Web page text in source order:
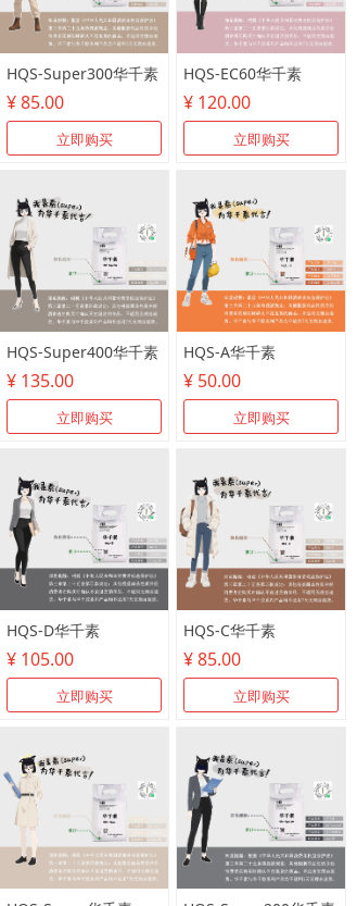
HQS-Super300华千素
¥ 85.00
立即购买
HQS-EC60华千素
¥ 120.00
立即购买
HQS-Super400华千素
¥ 135.00
立即购买
HQS-A华千素
¥ 50.00
立即购买
HQS-D华千素
¥ 105.00
立即购买
HQS-C华千素
¥ 85.00
立即购买